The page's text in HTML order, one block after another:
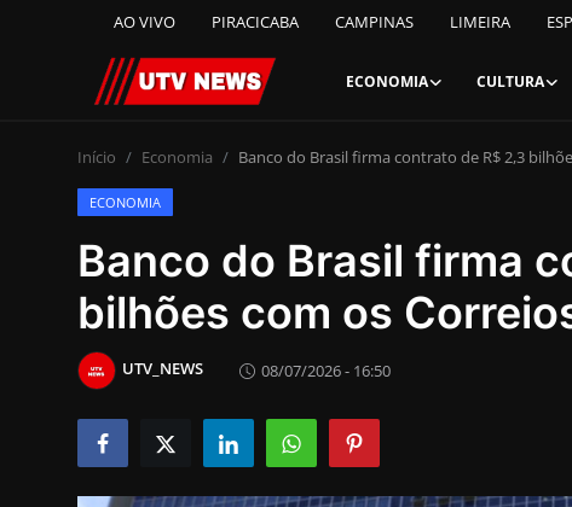
AO VIVO PIRACICABA CAMPINAS LIMEIRA
ECONOMIA CULTURA
AO VIVO
PIRACICABA
CAMPINAS
LIMEIRA
ESPIRITO SANTO
Economia
Início Economia Banco do Brasil firma contrato de R$ 2,3
ECONOMIA
Banco do Brasil firma
bilhões com os
UTV_NEWS 08/07/2026 - 16:50